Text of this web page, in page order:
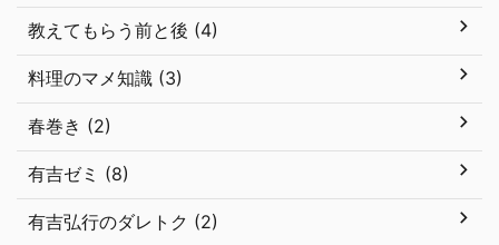
教えてもらう前と後 (4)
料理のマメ知識 (3)
春巻き (2)
有吉ゼミ (8)
有吉弘行のダレトク (2)